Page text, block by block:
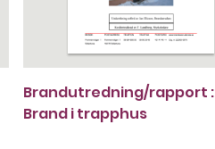
Brandutredning/rapport :
Brand i trapphus